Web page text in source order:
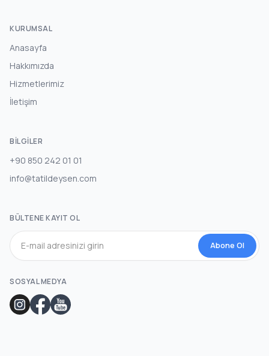
KURUMSAL
Anasayfa
Hakkımızda
Hizmetlerimiz
İletişim
BILGILER
+90 850 242 01 01
info@tatildeysen.com
BÜLTENE KAYIT OL
Abone Ol
SOSYAL MEDYA